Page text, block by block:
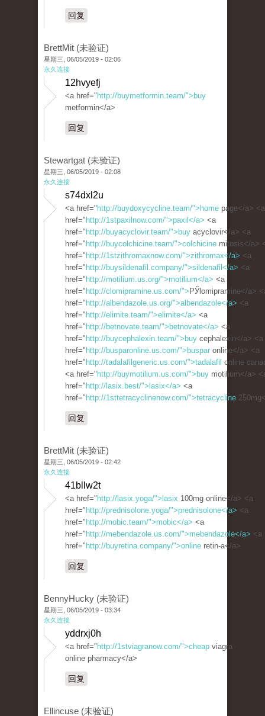
回复
BrettMit (未验证)
星期三, 06/05/2019 - 02:06
永久连接
12hvyefj
<a href=" http://buymetformin.team/">buy
metformin</a>
回复
Stewartgat (未验证)
星期三, 06/05/2019 - 02:08
永久连接
s74dxl2u
<a href=" http://buydoxycycline.team/">home page</a> <a
href=" http://1stpaxilnow.com/">paxil</a> <a
href=" http://buyacyclovir.team/">buy acyclovir</a> <a
href=" http://buycolchicine.team/">colchicine mitosis</a>
href=" http://1stzithromaxnow.com/">zithromax</a> <a
href=" http://buysildenafil.company/">sildenafil</a> <a
href=" http://motilium.us.org/">motilium</a> <a
href=" http://clomipramine.us.com/"> РЎlomipramine</a>
href=" http://albendazole.us.org/">albendazole</a> <a
href=" http://elimite.team/">elimite</a> <a
href=" http://betnovate.team/">betnovate</a> <a
href=" http://buycephalexin.team/">buy cephalexin</a> <a
href=" http://busparonline.us.com/">buspar online</a> <a
href=" http://tadalafilgeneric.us.com/">tadalafil online
<a href=" http://buymotilium.us.com/">buy motilium</a>
href=" http://lasix.best/">lasix</a> <a
href=" http://1sttetracyclinenow.com/">tetracycline
回复
BrettMit (未验证)
星期三, 06/05/2019 - 02:42
永久连接
41bllw2t
<a href=" http://lasix.yoga/">lasix 100mg online</a> <a
href=" http://prednisolone.yoga/">prednisolone</a> <a
href=" http://mobic.team/">mobic</a> <a
href=" http://mebendazole.us.com/">mebendazole</a> <a
href=" http://buyretina.company/">online retin-a</a>
回复
BennyHucky (未验证)
星期三, 06/05/2019 - 03:34
永久连接
yddrxj0h
<a href=" http://1stviagranow.com/">cheap viagra
online pharmacy</a>
回复
Ellincuse (未验证)